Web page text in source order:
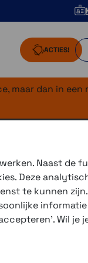
ACTIES!
maar dan in een
zodat je 2
dag
Naast de
Deze
te kunnen
Wil je